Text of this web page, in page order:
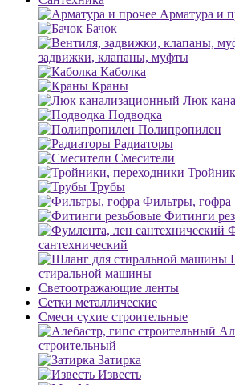
Арматура и
Бачок
задвижки, клапаны, муфты
Каболка
Краны
Люк
Подводка
Полипропилен
Радиаторы
Смесители
Трубы
Фильтры, гофра
Фитинги
сантехнический
стиральной машины
Светоотражающие ленты
Сетки металлические
Смеси сухие строительные
строительный
Затирка
Известь